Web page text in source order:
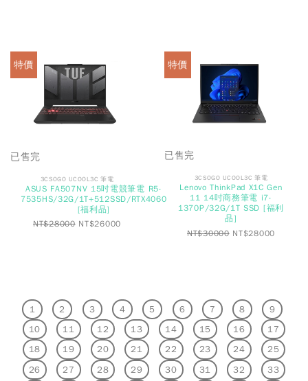
特價
已售完
3CSOGO UCOOL3C 筆電
ASUS FA507NV 15吋電競筆電 R5-
7535HS/32G/1T+512SSD/RTX4060
[福利品]
NT$28000 NT$26000
特價
已售完
3CSOGO UCOOL3C 筆電
Lenovo ThinkPad X1C Gen
11 14吋商務筆電 i7-
1370P/32G/1T SSD [福利
品]
NT$30000 NT$28000
1 2 3 4 5 6 7 8
9
10
11 12 13 14 15 16
17
18
19 20 21 22 23 24
25
26
27 28 29 30 31 32 33